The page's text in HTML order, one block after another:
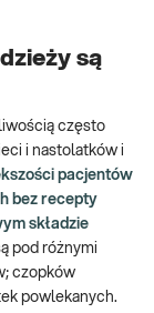
są
często
i nastolatków i
pacjentów
bez recepty
składzie
pod różnymi
czopków
powlekanych.